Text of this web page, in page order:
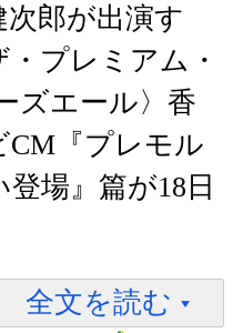
郎が出演す
プレミアム・
ズエール〉香
CM『プレモル
場』篇が18日
全文を読む